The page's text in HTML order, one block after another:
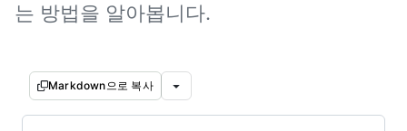
는 방법을 알아봅니다.
Markdown으로 복사